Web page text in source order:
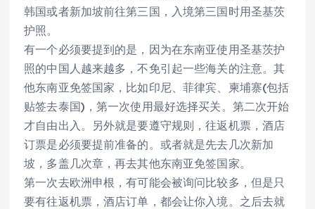
韩国或者新加坡前往第三国，入境第三国时用圣基茨
护照。
有一个必须要提到的是，因为在东南亚使用圣基茨护
照的中国人越来越多，不免引起一些海关的注意。其
他东南亚免签国家，比如印尼、菲律宾、柬埔寨(包括
贴签去泰国)，第一次使用最好选择买关。第二次开始
才自由出入。另外就是要遵守规则，往返机票，酒店
订票是必须要提前准备的。或者就是先去几次新加
坡，多盖几次章，再去其他东南亚免签国家。
第一次去欧洲申根，有可能会被询问比较多，但是只
要有往返机票，酒店订单，都会让你入境。之后去就